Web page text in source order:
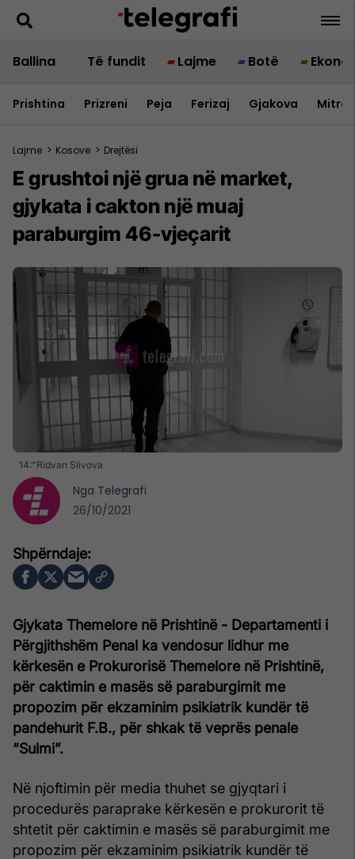
Ballina Të fundit Lajme Botë
Prishtina Prizreni Peja Ferizaj Gjakova
Lajme > Kosove > Drejtësi
E grushtoi një grua në market,
gjykata i cakton një muaj
paraburgim 46-vjeçarit
14:"Ridvan Slivova
Gjykata Themelore në Prishtinë - Departamenti i
Përgjithshëm Penal ka vendosur lidhur me
kërkesën e Prokurorisë Themelore në Prishtinë,
për caktimin e masës së paraburgimit me
propozim për ekzaminim psikiatrik kundër të
pandehurit F.B., për shkak të veprës penale
“Sulmi”.
Në njoftimin për media thuhet se gjyqtari i
procedurës paraprake kërkesën e prokurorit të
shtetit për caktimin e masës së paraburgimit me
propozim për ekzaminim psikiatrik kundër të
Nga Telegrafi
26/10/2021